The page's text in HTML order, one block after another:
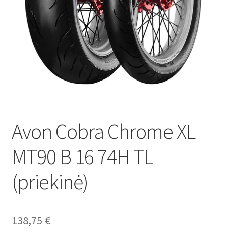
Avon Cobra Chrome XL
MT90 B 16 74H TL
(priekinė)
138,75 €